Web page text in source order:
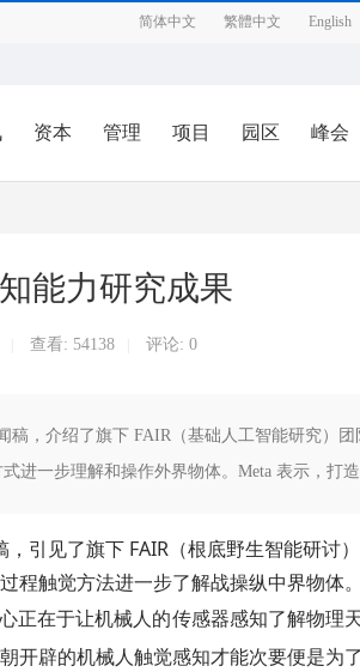
简体中文 繁體中文 English
资本 管理 项目 园区 峰会
能力研究成果
查看: 54138 评论: 0
稿，介绍了旗下 FAIR（基础人工智能研究）
进一步理解和操作外界物体。Meta 表示，打
引见了旗下 FAIR（根底野生智能研讨
触觉方法进一步了解战操纵中界物体。
正在于让机械人的传感器感知了解物理
开辟的机械人触觉感知才能次要便是为